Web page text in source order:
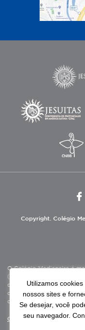
Copyright. Colégio
O Colégio Medianeira é
(ASAV), instituição de
de natureza educativa,
como Entidade
de educação e assistência
Continue lendo
Utilizamos
nossos sites e
Se desejar, você
seu navegador.